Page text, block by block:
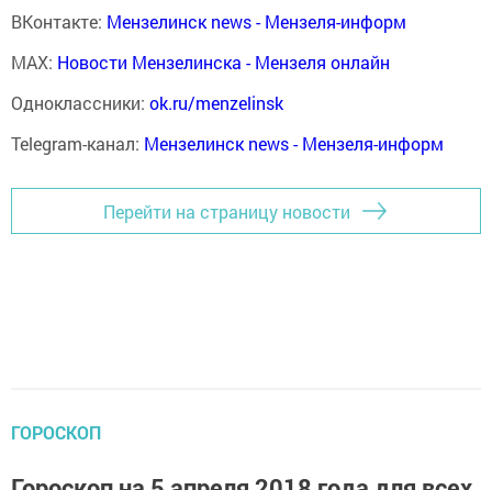
ВКонтакте: Мензелинск news - Мензеля-информ
MAX: Новости Мензелинска - Мензеля онлайн
Одноклассники: ok.ru/menzelinsk
Telegram-канал: Мензелинск news - Мензеля-информ
Перейти на страницу новости
ГОРОСКОП